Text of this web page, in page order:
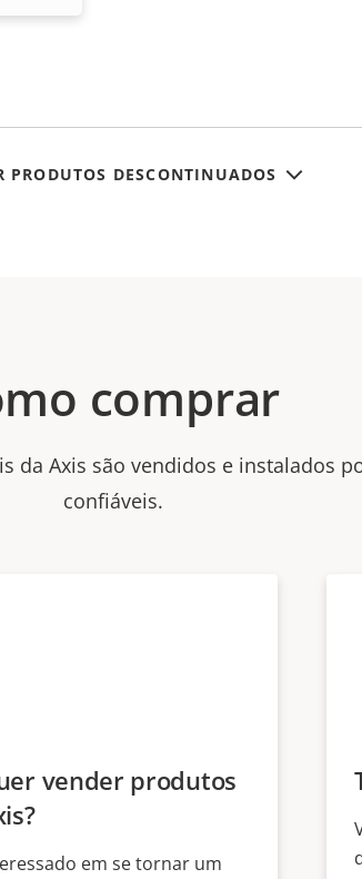
PRODUTOS DESCONTINUADOS
comprar
da Axis são vendidos e instalados
confiáveis.
vender produtos
em se tornar um